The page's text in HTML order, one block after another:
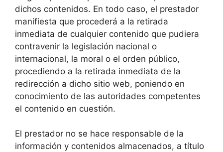
dichos contenidos. En todo caso, el prestador
manifiesta que procederá a la retirada
inmediata de cualquier contenido que pudiera
contravenir la legislación nacional o
internacional, la moral o el orden público,
procediendo a la retirada inmediata de la
redirección a dicho sitio web, poniendo en
conocimiento de las autoridades competentes
el contenido en cuestión.
El prestador no se hace responsable de la
información y contenidos almacenados, a título